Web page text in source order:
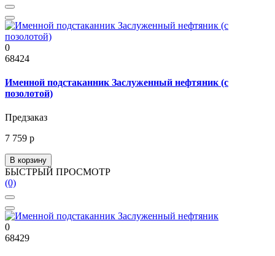
0
68424
Именной подстаканник Заслуженный нефтяник (с
позолотой)
Предзаказ
7 759 р
В корзину
БЫСТРЫЙ ПРОСМОТР
(0)
0
68429